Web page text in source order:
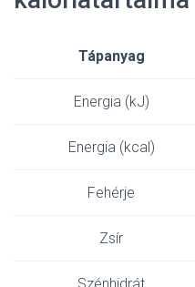
Tápanyag
Energia (kJ)
Energia (kcal)
Fehérje
Zsír